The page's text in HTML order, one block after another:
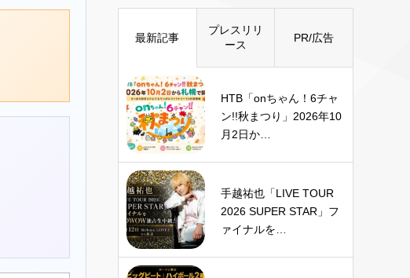
最新記事
プレスリリ
ース
PR/広告
HTB「onちゃん！6チャ
ン!!秋まつり」2026年10
月2日か…
手越祐也「LIVE TOUR
2026 SUPER STAR」フ
ァイナルを…